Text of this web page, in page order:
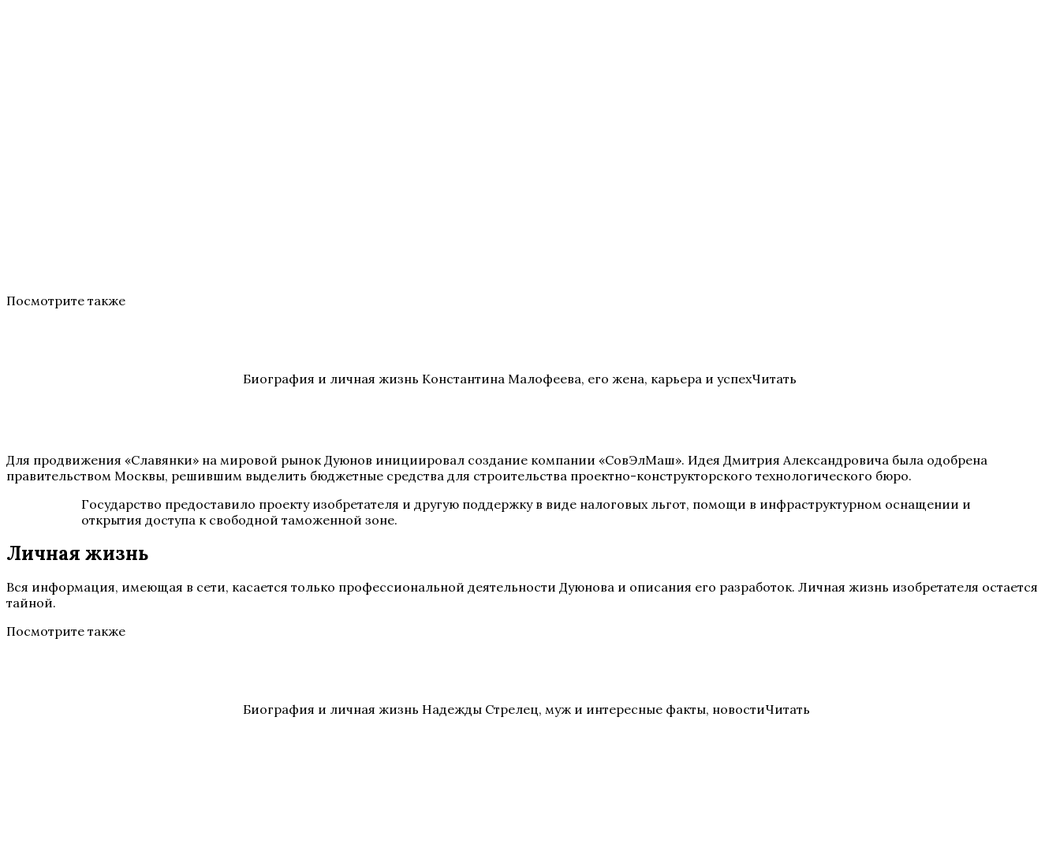
Посмотрите также
Биография и личная жизнь Константина Малофеева, его жена, карьера и успехЧитать
Для продвижения «Славянки» на мировой рынок Дуюнов инициировал создание компании «СовЭлМаш». Идея Дмитрия Александровича была одобрена
правительством Москвы, решившим выделить бюджетные средства для строительства проектно-конструкторского технологического бюро.
Государство предоставило проекту изобретателя и другую поддержку в виде налоговых льгот, помощи в инфраструктурном оснащении и
открытия доступа к свободной таможенной зоне.
Личная жизнь
Вся информация, имеющая в сети, касается только профессиональной деятельности Дуюнова и описания его разработок. Личная жизнь изобретателя остается
тайной.
Посмотрите также
Биография и личная жизнь Надежды Стрелец, муж и интересные факты, новостиЧитать